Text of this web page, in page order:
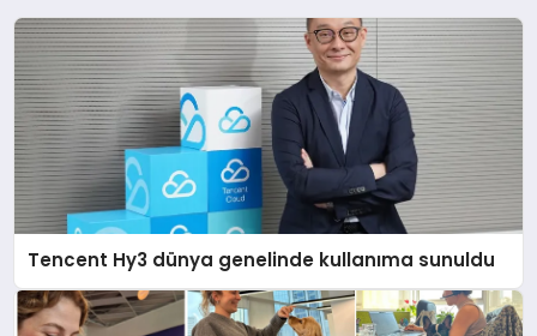
Tencent Hy3 dünya genelinde kullanıma sunuldu